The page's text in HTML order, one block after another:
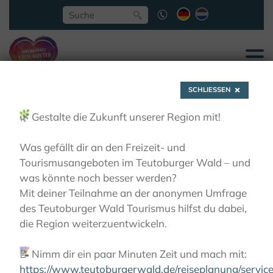
Mutter-Anna-
Pilgerweg Brakel
KLÖSTER PILGERN
MUTTER-ANNA-PILGERWEG
SCHLIESSEN
🌿 Gestalte die Zukunft unserer Region mit!
Was gefällt dir an den Freizeit- und
Tourismusangeboten im Teutoburger Wald – und
was könnte noch besser werden?
Mit deiner Teilnahme an der anonymen Umfrage
des Teutoburger Wald Tourismus hilfst du dabei,
die Region weiterzuentwickeln.
📝 Nimm dir ein paar Minuten Zeit und mach mit:
https://www.teutoburgerwald.de/reiseplanung/